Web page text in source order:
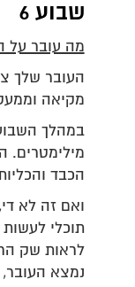
שבוע 6
מה עובר על
העובר שלך
מקיאה
מילימטרים.
הכבד
ואם זה לא
תוכלי
לראות שק
נמצא העובר,